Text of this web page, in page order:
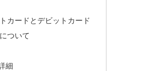
カードとデビットカード
ついて
細